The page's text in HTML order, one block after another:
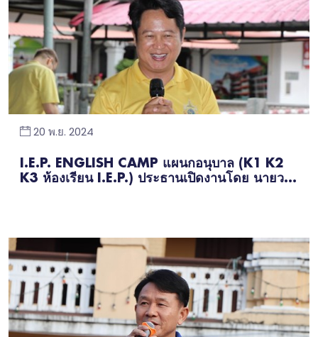
20 พ.ย. 2024
I.E.P. ENGLISH CAMP แผนกอนุบาล (K1 K2
K3 ห้องเรียน I.E.P.) ประธานเปิดงานโดย นายว...